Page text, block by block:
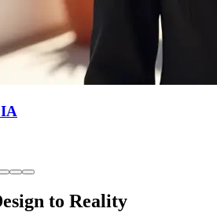
to Reality